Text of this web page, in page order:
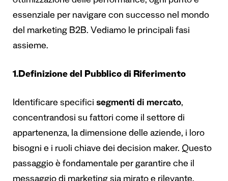
essenziale per navigare con successo nel mondo
del marketing B2B. Vediamo le principali fasi
assieme.
1.Definizione del Pubblico di Riferimento
Identificare specifici segmenti di mercato,
concentrandosi su fattori come il settore di
appartenenza, la dimensione delle aziende, i loro
bisogni e i ruoli chiave dei decision maker. Questo
passaggio è fondamentale per garantire che il